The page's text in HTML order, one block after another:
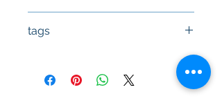
tags
#Κυλινδροκεφαλή #Κεφαλάρι
#TPTOPLINE